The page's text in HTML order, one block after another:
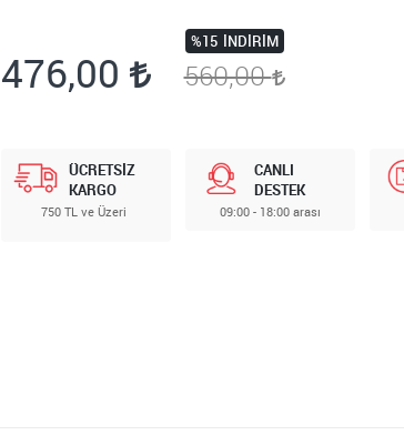
476,00
%15 İNDIRIM
560,00
ÜCRETSİZ
KARGO
750 TL ve Üzeri
CANLI
DESTEK
09:00 - 18:00 arası